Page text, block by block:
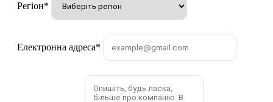
Регіон*
Електронна адреса*